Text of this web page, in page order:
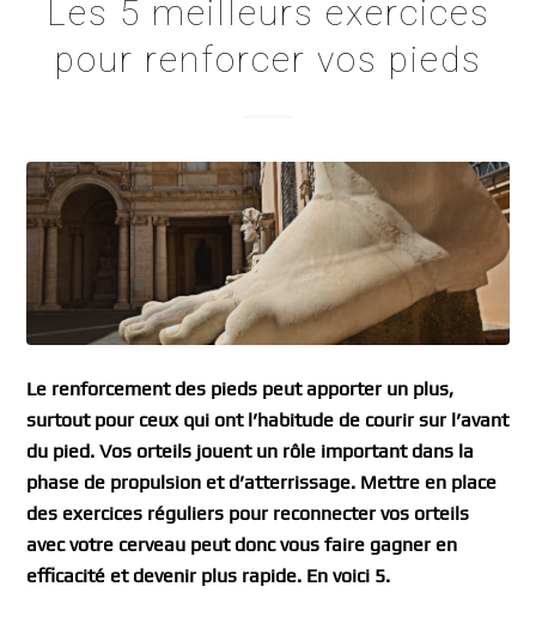
Les 5 meilleurs exercices
pour renforcer vos pieds
Le renforcement des pieds peut apporter un plus,
surtout pour ceux qui ont l’habitude de courir sur l’avant
du pied. Vos orteils jouent un rôle important dans la
phase de propulsion et d’atterrissage. Mettre en place
des exercices réguliers pour reconnecter vos orteils
avec votre cerveau peut donc vous faire gagner en
efficacité et devenir plus rapide. En voici 5.